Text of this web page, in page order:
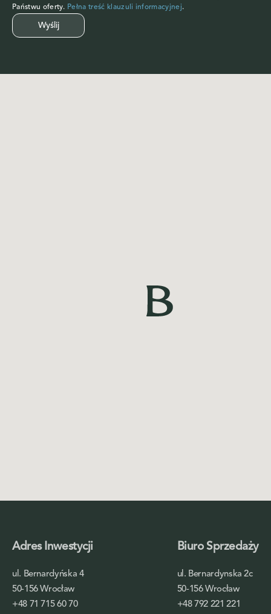
Państwu oferty. Pełna treść klauzuli informacyjnej.
Adres Inwestycji
ul. Bernardyńska 4
50-156 Wrocław
+48 71 715 60 70
Biuro Sprzedaży
ul. Bernardynska 2c
50-156 Wrocław
+48 792 221 221